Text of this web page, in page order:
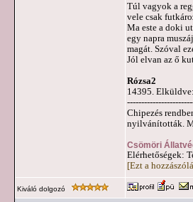
Túl vagyok a
vele csak
Ma este a doki
egy napra
magát. Szóval
Jól elvan az ő
Rózsa2
14395.
Chipezés
nyilvánították.
Csömöri
Elérhetőségek:
[Ezt a
Kiváló dolgozó